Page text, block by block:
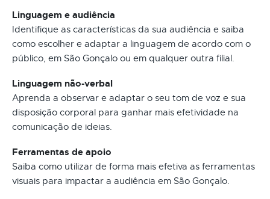
Linguagem e audiência
Identifique as características da sua audiência e saiba
como escolher e adaptar a linguagem de acordo com o
público, em São Gonçalo ou em qualquer outra filial.
Linguagem não-verbal
Aprenda a observar e adaptar o seu tom de voz e sua
disposição corporal para ganhar mais efetividade na
comunicação de ideias.
Ferramentas de apoio
Saiba como utilizar de forma mais efetiva as ferramentas
visuais para impactar a audiência em São Gonçalo.